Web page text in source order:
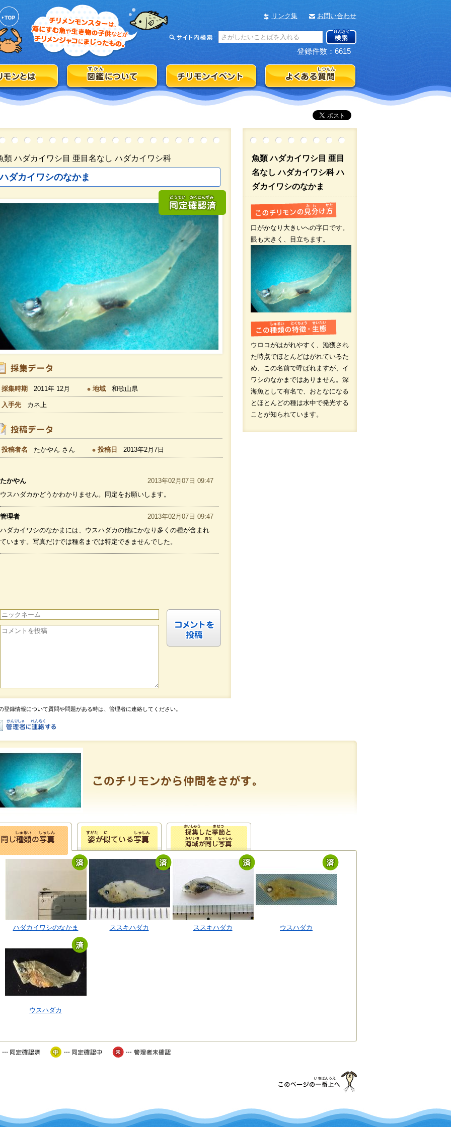
リンク集 お問い合わせ
登録件数：6615
類 ハダカイワシ目 亜目名なし ハダカイワシ科
ハダカイワシのなかま
採集時期 2011年 12月 地域 和歌山県
入手先 カネ上
投稿者名 たかやん さん 投稿日 2013年2月7日
たかやん
2013年02月07日 09:47
ウスハダカかどうかわかりません。同定をお願いします。
管理者
2013年02月07日 09:47
ハダカイワシのなかまには、ウスハダカの他にかなり多くの種が含まれ
ています。写真だけでは種名までは特定できませんでした。
登録情報について質問や問題がある時は、管理者に連絡してください。
魚類 ハダカイワシ目 亜目
名なし ハダカイワシ科 ハ
ダカイワシのなかま
口がかなり大きいへの字口です。
眼も大きく、目立ちます。
ウロコがはがれやすく、漁獲され
た時点でほとんどはがれているた
め、この名前で呼ばれますが、イ
ワシのなかまではありません。深
海魚として有名で、おとなになる
とほとんどの種は水中で発光する
ことが知られています。
ハダカイワシのなかま ススキハダカ ススキハダカ ウスハダカ
ウスハダカ